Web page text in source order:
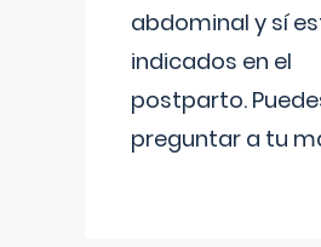
abdominal y sí
indicados en el
postparto.
preguntar a tu